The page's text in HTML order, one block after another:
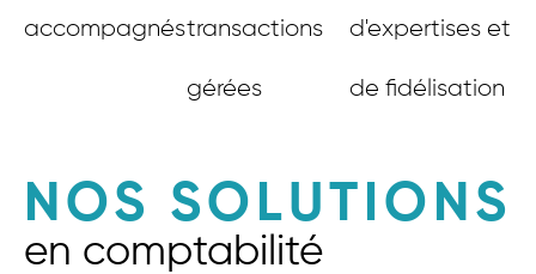
accompagnéstransactions
gérées
d'expertises et
de fidélisation
NOS SOLUTIONS
en comptabilité